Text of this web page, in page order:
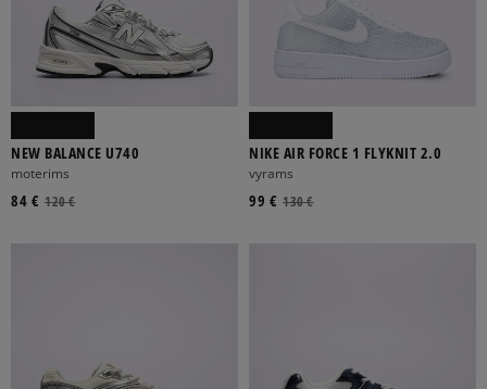
NEW BALANCE U740
moterims
120 €
84 €
NIKE AIR FORCE 1 FLYKNIT 2.0
vyrams
130 €
99 €